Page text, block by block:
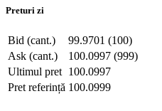
Preturi zi
Bid (cant.)
99.9701 (100)
Ask (cant.)
100.0997 (999)
Ultimul pret 100.0997
Pret referință 100.0999